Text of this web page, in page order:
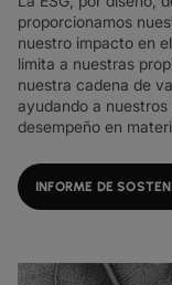
DESCUBRIR
map MAPA DE RED
Docs FICHAS
MERCADOS DE
NUESTROS CLIENTES
shoppingmode MINORISTA
monitor MERCADOS DE
3p COMERCIO
factory FABRICACIÓN
pill FARMACÉUTICO
shoppingmode MINORISTA
globe_book IP TRÁNSITO
ETHERNET
DEDICATED
NETWORK AS A
REDES DE ÁREA
SOLUCIONES
docs FICHAS
podcasts BOLETINES
network_check ESTADO DE LA
proporcionamos
nuestro impacto en
limita a nuestras
nuestra cadena de
ayudando a
desempeño en
INFORME DE